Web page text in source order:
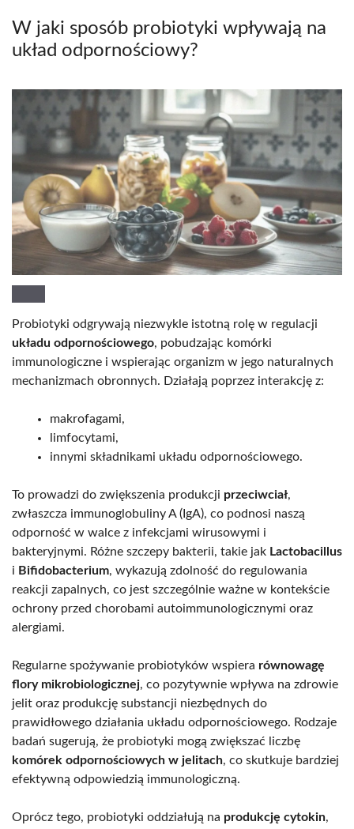
W jaki sposób probiotyki wpływają na
układ odpornościowy?
Probiotyki odgrywają niezwykle istotną rolę w regulacji
układu odpornościowego, pobudzając komórki
immunologiczne i wspierając organizm w jego naturalnych
mechanizmach obronnych. Działają poprzez interakcję z:
makrofagami,
limfocytami,
innymi składnikami układu odpornościowego.
To prowadzi do zwiększenia produkcji przeciwciał,
zwłaszcza immunoglobuliny A (IgA), co podnosi naszą
odporność w walce z infekcjami wirusowymi i
bakteryjnymi. Różne szczepy bakterii, takie jak Lactobacillus
i Bifidobacterium, wykazują zdolność do regulowania
reakcji zapalnych, co jest szczególnie ważne w kontekście
ochrony przed chorobami autoimmunologicznymi oraz
alergiami.
Regularne spożywanie probiotyków wspiera równowagę
flory mikrobiologicznej, co pozytywnie wpływa na zdrowie
jelit oraz produkcję substancji niezbędnych do
prawidłowego działania układu odpornościowego. Rodzaje
badań sugerują, że probiotyki mogą zwiększać liczbę
komórek odpornościowych w jelitach, co skutkuje bardziej
efektywną odpowiedzią immunologiczną.
Oprócz tego, probiotyki oddziałują na produkcję cytokin,